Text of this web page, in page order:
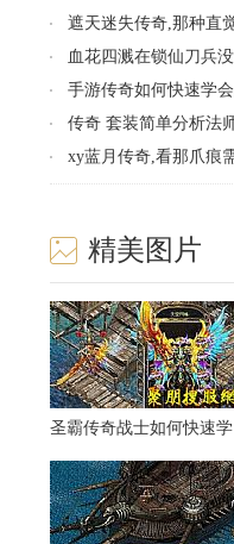
遮天迷失传奇,那种直
血花四溅在锁仙刀兵
手游传奇如何快速学
传奇 套装简单分析法
xy蓝月传奇,看那爪痕
精美图片
圣霸传奇战士如何快速学
会气功波